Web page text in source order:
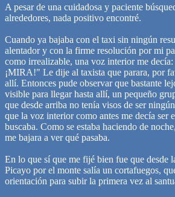
A pesar de una cuidadosa y paciente
alrededores, nada positivo encontré.
Cuando ya bajaba con el taxi sin ningún
alentador y con la firme resolución por mi
como irrealizable, una voz interior me
¡MIRA!" Le dije al taxista que parara, por
allí. Entonces pude observar que bastante
visible para llegar hasta allí, un pequeño
que desde arriba no tenía visos de ser
que la voz interior como antes me decía ser
buscaba. Como se estaba haciendo de
me bajara a ver qué pasaba.
En lo que sí que me fijé bien fue que desde
Picayo por el monte salía un cortafuegos,
orientación para subir la primera vez al